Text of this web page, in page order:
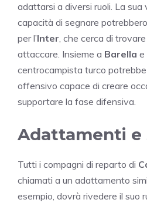
adattarsi a diversi ruoli. La sua
capacità di segnare
per l’Inter, che cerca di
attaccare. Insieme a Barella e
centrocampista turco
offensivo capace di creare
supportare la fase difensiva.
Adattamenti e
Tutti i compagni di reparto di
chiamati a un adattamento
esempio, dovrà rivedere il suo